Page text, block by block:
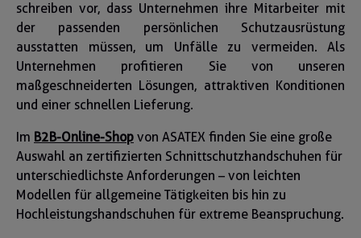
schreiben vor, dass Unternehmen ihre Mitarbeiter mit
der passenden persönlichen Schutzausrüstung
ausstatten müssen, um Unfälle zu vermeiden. Als
Unternehmen profitieren Sie von unseren
maßgeschneiderten Lösungen, attraktiven Konditionen
und einer schnellen Lieferung.
Im B2B-Online-Shop von ASATEX finden Sie eine große
Auswahl an zertifizierten Schnittschutzhandschuhen für
unterschiedlichste Anforderungen – von leichten
Modellen für allgemeine Tätigkeiten bis hin zu
Hochleistungshandschuhen für extreme Beanspruchung.